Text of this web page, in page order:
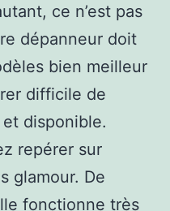
ce n’est pas
dépanneur doit
bien meilleur
difficile de
disponible.
repérer sur
glamour. De
fonctionne très